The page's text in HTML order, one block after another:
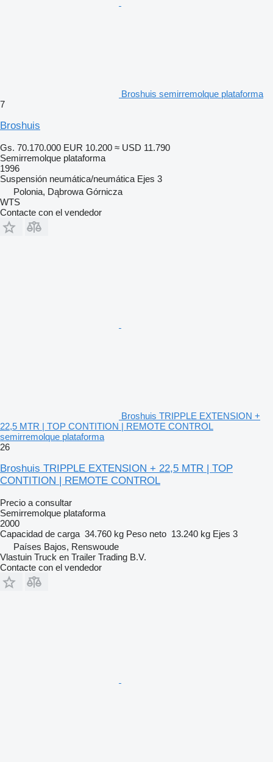
Broshuis semirremolque plataforma
7
Broshuis
Gs. 70.170.000 EUR 10.200 ≈ USD 11.790
Semirremolque plataforma
1996
Suspensión neumática/neumática Ejes 3
Polonia, Dąbrowa Górnicza
WTS
Contacte con el vendedor
Broshuis TRIPPLE EXTENSION +
22,5 MTR | TOP CONTITION | REMOTE CONTROL
semirremolque plataforma
26
Broshuis TRIPPLE EXTENSION + 22,5 MTR | TOP
CONTITION | REMOTE CONTROL
Precio a consultar
Semirremolque plataforma
2000
Capacidad de carga 34.760 kg Peso neto 13.240 kg Ejes 3
Países Bajos, Renswoude
Vlastuin Truck en Trailer Trading B.V.
Contacte con el vendedor